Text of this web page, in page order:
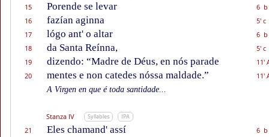
15 Porende se levar
6 b
16
fazían aginna
5' c
17
lógo ant' o altar
6 b
18
da Santa Reínna,
5' c
19
dizendo: “Madre de Déus, en nós parade
11'
20
mentes e non catedes nóssa maldade.”
11'
A Virgen en que é toda santidade...
Stanza IV Syllables IPA
21 Eles chamand' assí
6 b